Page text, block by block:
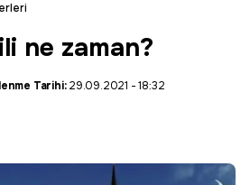
ne zaman?
Tarihi:29.09.2021 - 18:32